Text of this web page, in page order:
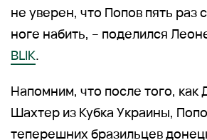
не уверен, что Попов пять раз
ноге набить, – поделился
BLIK.
Напомним, что после того, как
Шахтер из Кубка Украины,
теперешних бразильцев